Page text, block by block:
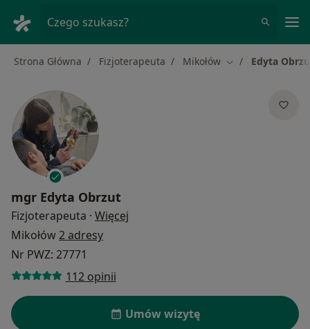
Czego szukasz?
Strona Główna Fizjoterapeuta Mikołów Zmień miasto
Edyta
mgr Edyta Obrzut
Fizjoterapeuta · Więcej
Mikołów2 adresy
Nr PWZ: 27771
112 opinii
Umów wizytę